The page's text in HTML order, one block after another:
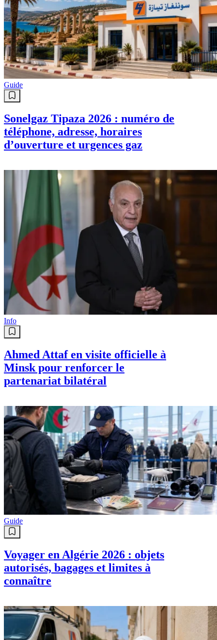
Guide
Sonelgaz Tipaza 2026 : numéro de
téléphone, adresse, horaires
d’ouverture et urgences gaz
Info
Ahmed Attaf en visite officielle à
Minsk pour renforcer le
partenariat bilatéral
Guide
Voyager en Algérie 2026 : objets
autorisés, bagages et limites à
connaître